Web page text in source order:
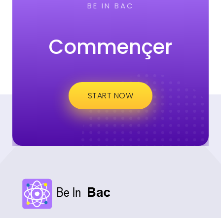
BE IN BAC
Commençer
START NOW